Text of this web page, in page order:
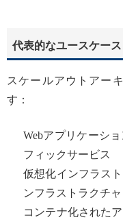
代表的なユースケース
スケールアウトアー
す：
Webアプリケーシ
フィックサービス
仮想化インフラス
ンフラストラクチ
コンテナ化された